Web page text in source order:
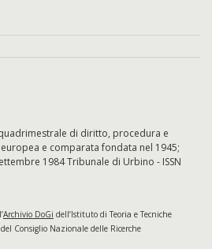
di diritto, procedura e
e comparata fondata nel 1945;
1984 Tribunale di Urbino - ISSN
Archivio DoGi dell’Istituto di Teoria e Tecniche
Consiglio Nazionale delle Ricerche